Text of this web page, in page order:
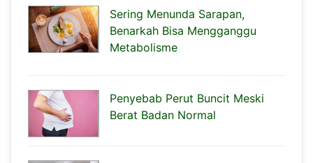
Sering Menunda Sarapan,
Benarkah Bisa Mengganggu
Metabolisme
Penyebab Perut Buncit Meski
Berat Badan Normal